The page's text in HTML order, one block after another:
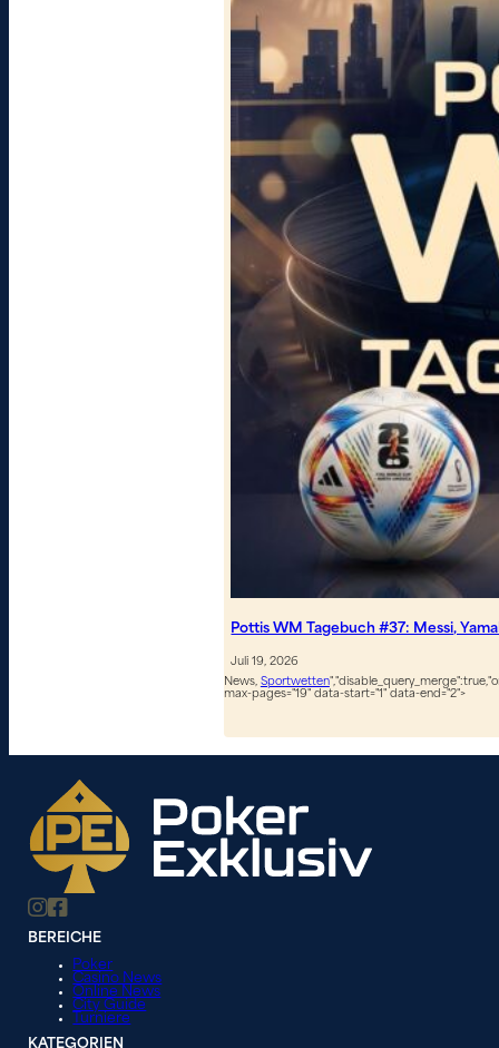
Pottis WM Tagebuch #37: Messi,
Juli 19, 2026
News, Sportwetten
max-pages="19" data-start="1" data-end="2">
BEREICHE
Poker
Casino News
Online News
City Guide
Turniere
KATEGORIEN